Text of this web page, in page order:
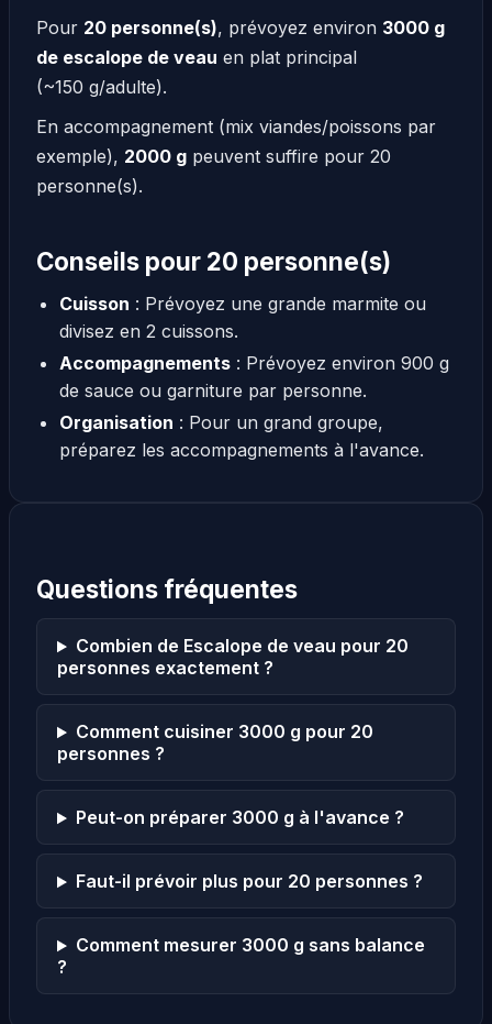
Pour 20 personne(s), prévoyez environ 3000 g
de escalope de veau en plat principal
(~150 g/adulte).
En accompagnement (mix viandes/poissons par
exemple), 2000 g peuvent suffire pour 20
personne(s).
Conseils pour 20 personne(s)
Cuisson : Prévoyez une grande marmite ou
divisez en 2 cuissons.
Accompagnements: Prévoyez environ 900 g
de sauce ou garniture par personne.
Organisation : Pour un grand groupe,
préparez les accompagnements à l'avance.
Questions fréquentes
Combien de Escalope de veau pour 20
personnes exactement ?
Comment cuisiner 3000 g pour 20
personnes ?
Peut-on préparer 3000 g à l'avance ?
Faut-il prévoir plus pour 20 personnes ?
Comment mesurer 3000 g sans balance
?